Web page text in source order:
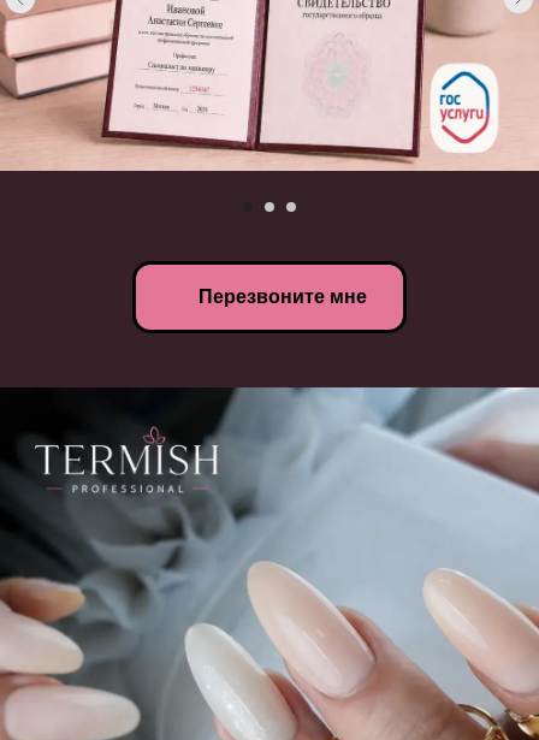
Перезвоните мне